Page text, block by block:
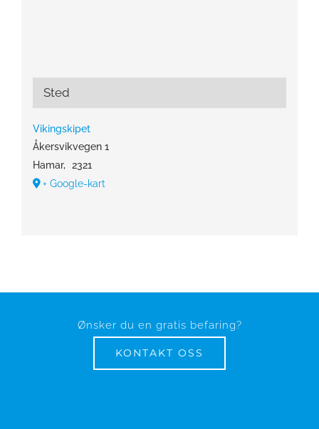
Sted
Vikingskipet
Åkersvikvegen 1
Hamar,
2321
+ Google-kart
Ønsker du en gratis befaring?
KONTAKT OSS